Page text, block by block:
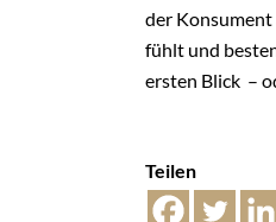
der Konsument
fühlt und
ersten Blick –
Teilen